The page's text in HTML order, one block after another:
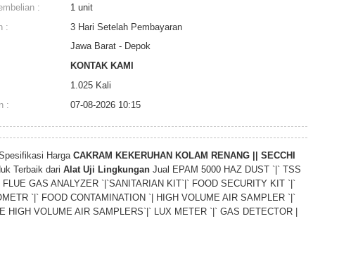
:
1 unit
:
3 Hari Setelah Pembayaran
Jawa Barat - Depok
KONTAK KAMI
1.025 Kali
:
07-08-2026 10:15
HargaCAKRAM KEKERUHAN KOLAM RENANG || SECCHI
Terbaik dariAlat Uji Lingkungan Jual EPAM 5000 HAZ DUST `|` TSS
FLUE GAS ANALYZER `|`SANITARIAN KIT`|` FOOD SECURITY KIT `|`
`|` FOOD CONTAMINATION `| HIGH VOLUME AIR SAMPLER `|`
HIGH VOLUME AIR SAMPLERS`|` LUX METER `|` GAS DETECTOR |